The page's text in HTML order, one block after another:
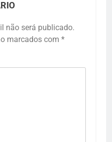
não será publicado.
marcados com *